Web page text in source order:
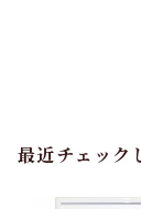
最近チェック